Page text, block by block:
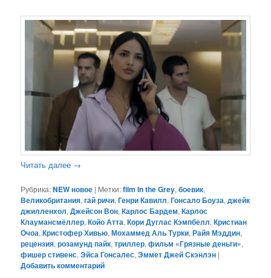
Читать далее →
Рубрика:NEW новое | Метки:film In the Grey,боевик,
Великобритания,гай ричи,Генри Кавилл,Гонсало Боуза,джейк
джилленхол,Джейсон Вон,Карлос Бардем,Карлос
Клаумансмёллер,Койо Атта,Кори Дуглас Кэмпбелл,Кристиан
Очоа,Кристофер Хивью,Мохаммед Аль Турки,Райя Мэддин,
рецензия,розамунд пайк,триллер,фильм «Грязные деньги»,
фишер стивенс,Эйса Гонсалес,Эммет Джей Скэнлэн |
Добавить комментарий